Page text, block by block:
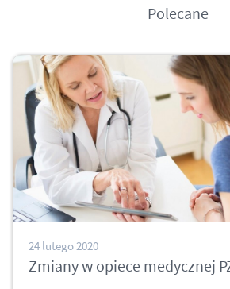
Polecane
24 lutego 2020
Zmiany w opiece medycznej